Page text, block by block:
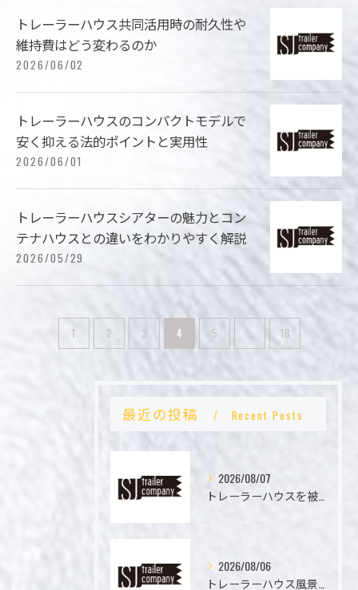
トレーラーハウス共同活用時の耐久性や
維持費はどう変わるのか
2026/06/02
トレーラーハウスのコンパクトモデルで
安く抑える法的ポイントと実用性
2026/06/01
トレーラーハウスシアターの魅力とコン
テナハウスとの違いをわかりやすく解説
2026/05/29
1 2 3 4 5 ... 18
最近の投稿 Recent Posts
2026/08/07
2026/08/06